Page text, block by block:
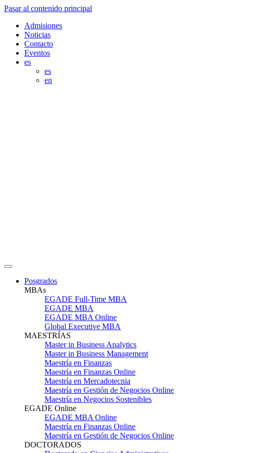
Pasar al contenido principal
Admisiones
Noticias
Contacto
Eventos
es
es
en
Posgrados
MBAs
EGADE Full-Time MBA
EGADE MBA
EGADE MBA Online
Global Executive MBA
MAESTRÍAS
Master in Business Analytics
Master in Business Management
Maestría en Finanzas
Maestría en Finanzas Online
Maestría en Mercadotecnia
Maestría en Gestión de Negocios Online
Maestría en Negocios Sostenibles
EGADE Online
EGADE MBA Online
Maestría en Finanzas Online
Maestría en Gestión de Negocios Online
DOCTORADOS